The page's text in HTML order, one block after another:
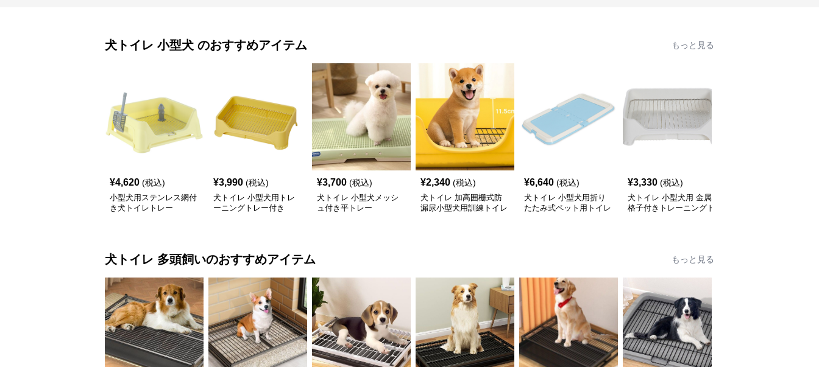
犬トイレ 小型犬 のおすすめアイテム もっと見る
¥4,620 (税込)
小型犬用ステンレス網付
き犬トイレトレー
¥3,990 (税込)
犬トイレ 小型犬用トレ
ーニングトレー付き
¥3,700 (税込)
犬トイレ 小型犬メッシ
ュ付き平トレー
¥2,340 (税込)
犬トイレ 加高囲栅式防
漏尿小型犬用訓練トイレ
¥6,640 (税込)
犬トイレ 小型犬用折り
たたみ式ペット用トイレ
¥3,330 (税込)
犬トイレ 小型犬用 金属
格子付きトレーニングト
犬トイレ 多頭飼いのおすすめアイテム もっと見る